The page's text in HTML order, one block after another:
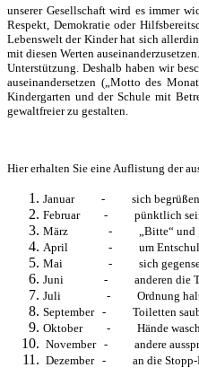
unserer Gesellschaft wird es immer
Respekt, Demokratie oder
Lebenswelt der Kinder hat sich
mit diesen Werten
Unterstützung. Deshalb haben wir
auseinandersetzen („Motto des
Kindergarten und der Schule mit
gewaltfreier zu gestalten.
Hier erhalten Sie eine Auflistung der
Januar - sich begrüßen
Februar - pünktlich
März - „Bitte“ und
April - um
Mai - sich
Juni - anderen die Tür
Juli - Ordnung
September - Toiletten
Oktober - Hände
November - andere
Dezember - an die Stopp-